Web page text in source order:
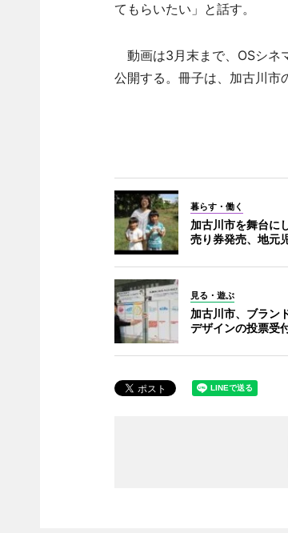
てもらいたい」と話す。
動画は3月末まで、OSシネ
公開する。冊子は、加古川市
暮らす・働く
加古川市を舞台
売り券発売、地元
見る・遊ぶ
加古川市、ブラン
デザインの投票受